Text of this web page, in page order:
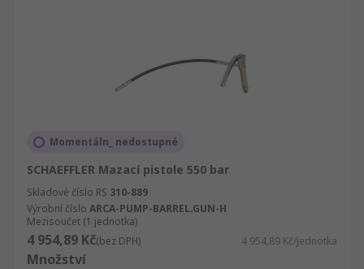
Momentáln_ nedostupné
SCHAEFFLER Mazací pistole 550 bar
Skladové číslo RS 310-889
Výrobní číslo ARCA-PUMP-BARREL.GUN-H
Mezisoučet (1 jednotka)
4 954,89 Kč(bez DPH) 4 954,89 Kč/jednotka
Množství